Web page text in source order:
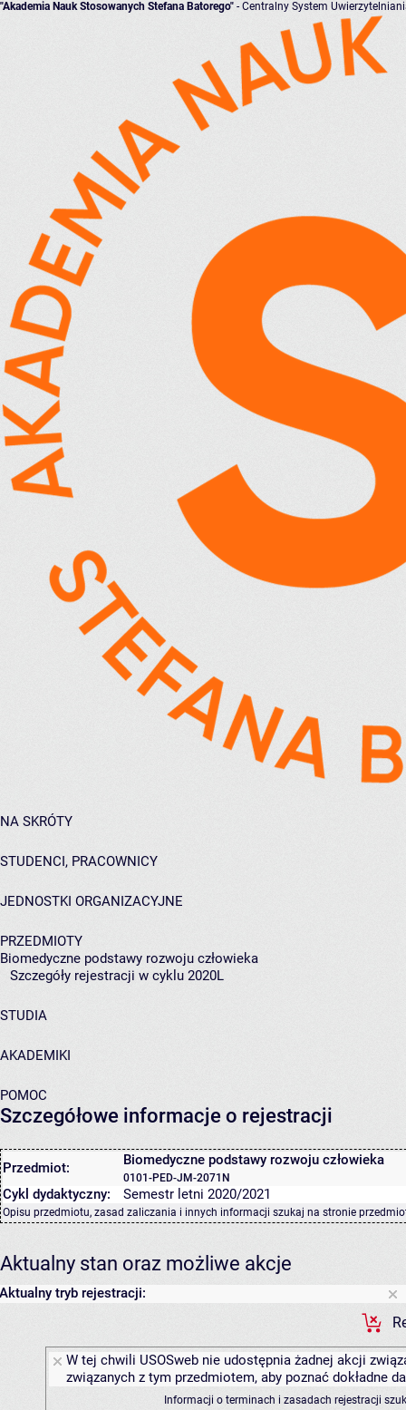
"Akademia Nauk Stosowanych Stefana Batorego" - Centralny System
NA SKRÓTY
STUDENCI, PRACOWNICY
JEDNOSTKI ORGANIZACYJNE
PRZEDMIOTY
Biomedyczne podstawy rozwoju człowieka
Szczegóły rejestracji w cyklu 2020L
STUDIA
AKADEMIKI
POMOC
Szczegółowe informacje o rejestracji
Przedmiot: Biomedyczne podstawy rozwoju człowieka
0101-PED-JM-2071N
Cykl dydaktyczny: Semestr letni 2020/2021
Opisu przedmiotu, zasad zaliczania i innych informacji szukaj na stronie
Aktualny stan oraz możliwe akcje
Aktualny tryb rejestracji:
W tej chwili USOSweb nie udostępnia żadnej akcji
związanych z tym przedmiotem, aby poznać dokładne
Informacji o terminach i zasadach rejestracji